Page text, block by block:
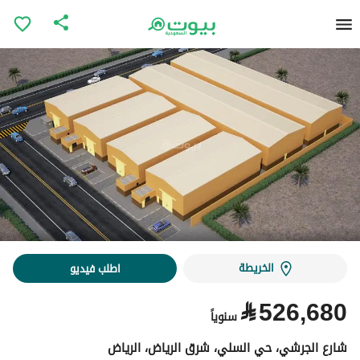
الخريطة اطلب فيديو
⃁526,680 سنوياً
شارع الجرشي، حي السلي، شرق الرياض، الرياض